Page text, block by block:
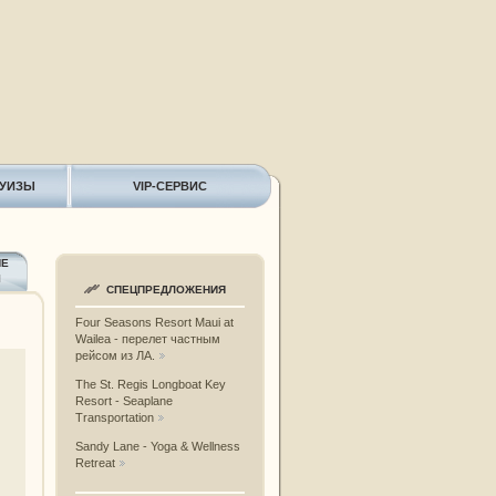
VIP-СЕРВИС
СПЕЦПРЕДЛОЖЕНИЯ
Four Seasons Resort Maui at
Wailea - перелет частным
рейсом из ЛА.
The St. Regis Longboat Key
Resort - Seaplane
Transportation
Sandy Lane - Yoga & Wellness
Retreat